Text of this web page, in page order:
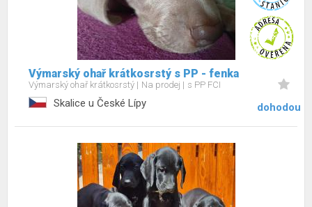
Výmarský ohař krátkosrstý s PP - fenka
Výmarský ohař krátkosrstý Na prodej s PP FCI
Skalice u České Lípy dohodou